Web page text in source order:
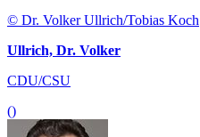
© Dr. Volker Ullrich/Tobias Koch
Ullrich, Dr. Volker
CDU/CSU
()